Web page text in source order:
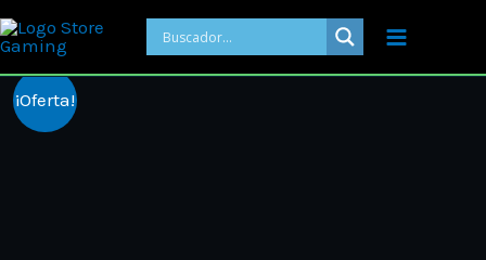
Ir
al
contenido
¡Oferta!
Serious
Sam